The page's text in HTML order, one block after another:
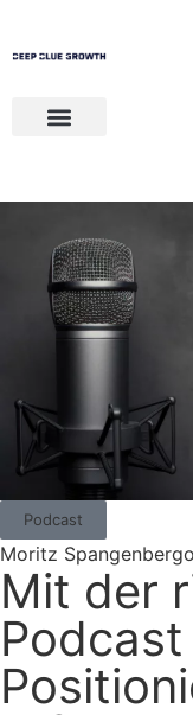
Podcast
Moritz Spangenberg
Mit der